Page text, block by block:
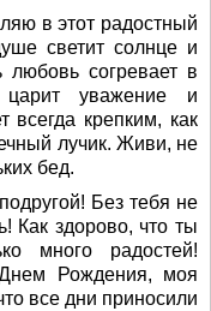
в этот радостный
светит солнце и
любовь согревает в
уважение и
всегда крепким, как
лучик. Живи, не
бед.
Без тебя не
Как здорово, что ты
много радостей!
Рождения, моя
все дни приносили